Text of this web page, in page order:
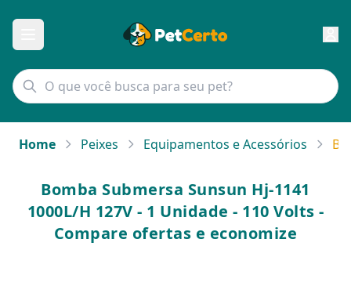
Home Peixes Equipamentos e Acessórios
Bomba Submersa Sunsun Hj-1141
1000L/H 127V - 1 Unidade - 110 Volts -
Compare ofertas e economize